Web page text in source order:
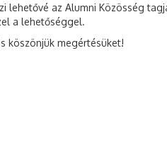
lehetővé az Alumni Közösség
a lehetőséggel.
köszönjük megértésüket!